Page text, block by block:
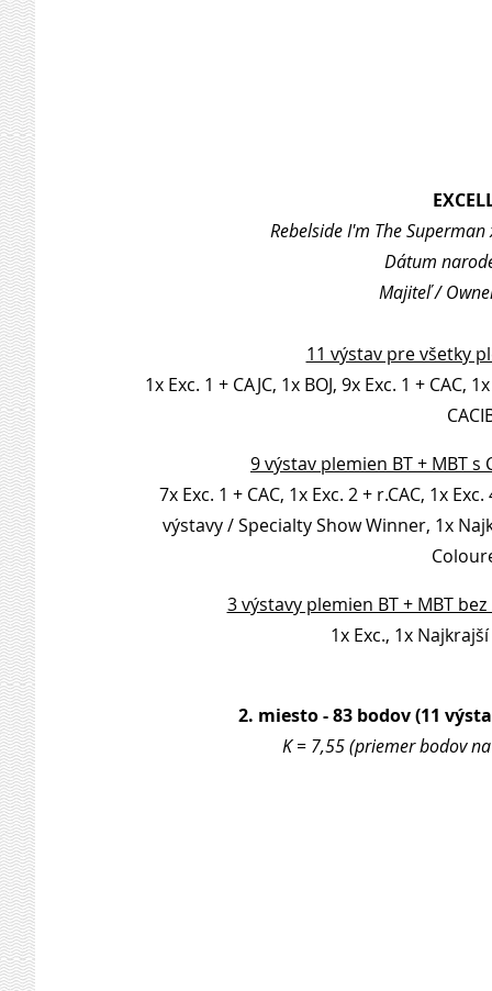
Rebelside I'm The
Dátum
Majiteľ /
11 výstav pre všetky
1x Exc. 1 + CAJC, 1x BOJ, 9x Exc. 1 +
9 výstav plemien BT + MBT s
7x Exc. 1 + CAC, 1x Exc. 2 + r.CAC, 1x
výstavy / Specialty Show Winner, 1x
3 výstavy plemien BT + MBT
1x Exc., 1x
2. miesto - 83 bodov (11
K = 7,55 (priemer bodov